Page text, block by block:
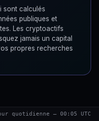
sont calculés
publiques et
Les cryptoactifs
jamais un capital
propres recherches
quotidienne — 00:05 UTC